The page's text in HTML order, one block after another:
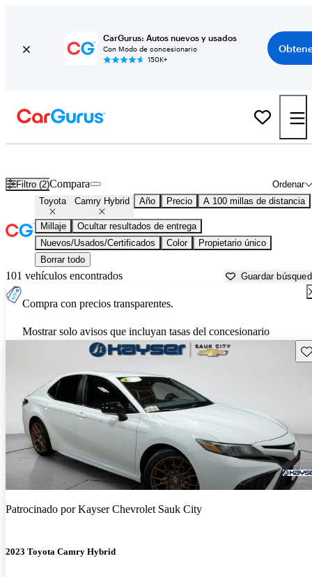
CarGurus: Autos nuevos y usados
Con Modo de concesionario
150K+
Filtro (2) Ordenar
Compara
Toyota Camry Hybrid Año Precio A 100 millas de distancia
Millaje
Ocultar resultados de entrega
Nuevos/Usados/Certificados
Color
Propietario único
Borrar todo
101 vehículos encontrados Guardar
Compra con precios transparentes.
Mostrar solo avisos que incluyan tasas del concesionario
Patrocinado porKayser Chevrolet Sauk City
2023 Toyota Camry Hybrid